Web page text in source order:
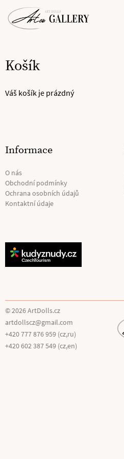
Košík
Váš košík je prázdný
Informace
O nás
Obchodní podmínky
Ochrana osobních údajů
Kontaktní údaje
© 2026 ArtDolls.cz
artdollscz@gmail.com
+420 777 876 959 (cz,ru)
+420 602 387 549 (cz,en)